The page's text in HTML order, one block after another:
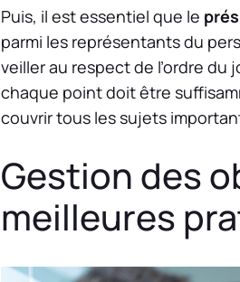
Puis, il est essentiel que le
parmi les représentants du
veiller au respect de l’ordre
chaque point doit être
couvrir tous les sujets
Gestion des
meilleures